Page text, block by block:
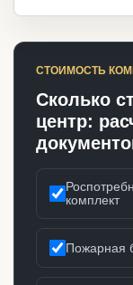
СТОИМОСТЬ
Сколько
центр:
комплект
Пожарная